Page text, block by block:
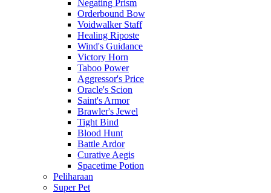
Negating Prism
Orderbound Bow
Voidwalker Staff
Healing Riposte
Wind's Guidance
Victory Horn
Taboo Power
Aggressor's Price
Oracle's Scion
Saint's Armor
Brawler's Jewel
Tight Bind
Blood Hunt
Battle Ardor
Curative Aegis
Spacetime Potion
Peliharaan
Super Pet